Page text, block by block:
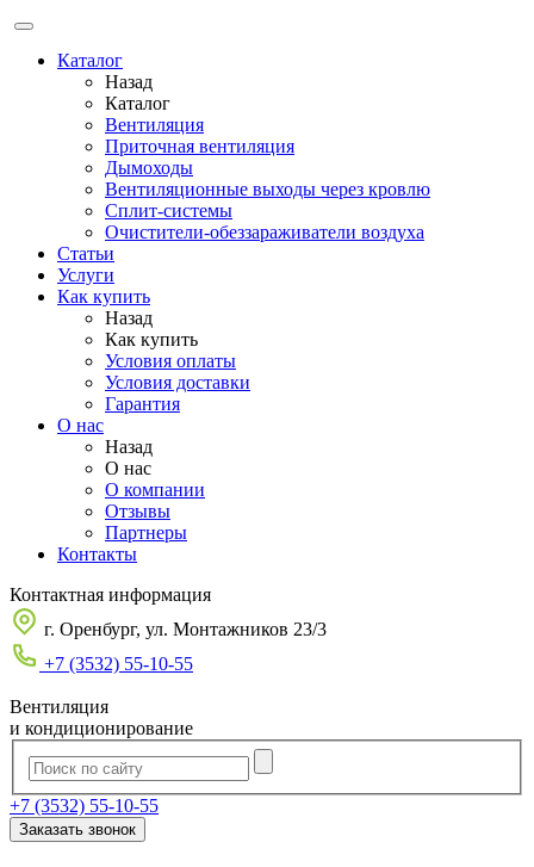
Каталог
Назад
Каталог
Вентиляция
Приточная вентиляция
Дымоходы
Вентиляционные выходы через кровлю
Сплит-системы
Очистители-обеззараживатели воздуха
Статьи
Услуги
Как купить
Назад
Как купить
Условия оплаты
Условия доставки
Гарантия
О нас
Назад
О нас
О компании
Отзывы
Партнеры
Контакты
Контактная информация
г. Оренбург, ул. Монтажников 23/3
+7 (3532) 55-10-55
Вентиляция
и кондиционирование
+7 (3532) 55-10-55
Заказать звонок